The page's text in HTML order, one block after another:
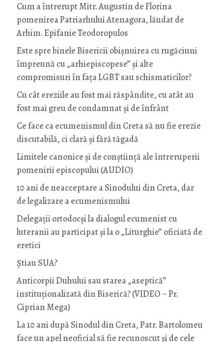
Cum a întrerupt Mitr. Augustin de Florina
pomenirea Patriarhului Atenagora, lăudat de
Arhim. Epifanie Teodoropulos
Este spre binele Bisericii obișnuirea cu rugăciuni
împreună cu „arhiepiscopese” și alte
compromisuri în fața LGBT sau schismaticilor?
Cu cât ereziile au fost mai răspândite, cu atât au
fost mai greu de condamnat și de înfrânt
Ce face ca ecumenismul din Creta să nu fie erezie
discutabilă, ci clară și fără tăgadă
Limitele canonice și de conștiință ale întreruperii
pomenirii episcopului (AUDIO)
10 ani de neacceptare a Sinodului din Creta, dar
de legalizare a ecumenismului
Delegații ortodocși la dialogul ecumenist cu
luteranii au participat și la o „Liturghie” oficiată de
eretici
Știau SUA?
Anticorpii Duhului sau starea „aseptică”
instituționalizată din Biserică? (VIDEO – Pr.
Ciprian Mega)
La 10 ani după Sinodul din Creta, Patr. Bartolomeu
face un apel neoficial să fie recunoscut și de cele